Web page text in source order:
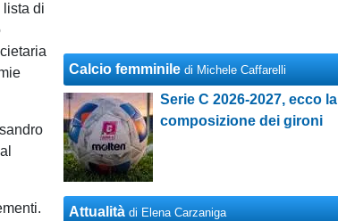
lista di
Calcio femminile di Michele Caffarelli
Serie C 2026-2027, ecco la
composizione dei gironi
Attualità di Elena Carzaniga